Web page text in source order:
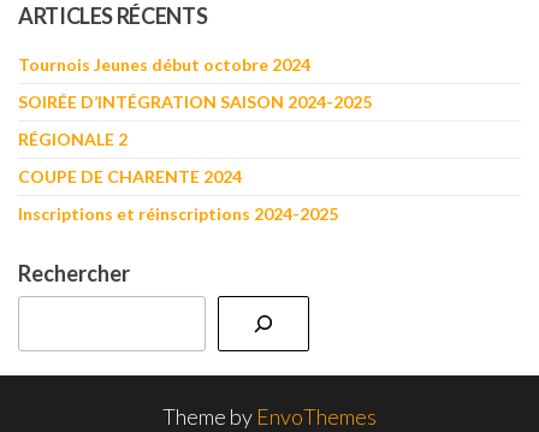
ARTICLES RÉCENTS
Tournois Jeunes début octobre 2024
SOIRÉE D’INTÉGRATION SAISON 2024-2025
RÉGIONALE 2
COUPE DE CHARENTE 2024
Inscriptions et réinscriptions 2024-2025
Rechercher
Theme by EnvoThemes